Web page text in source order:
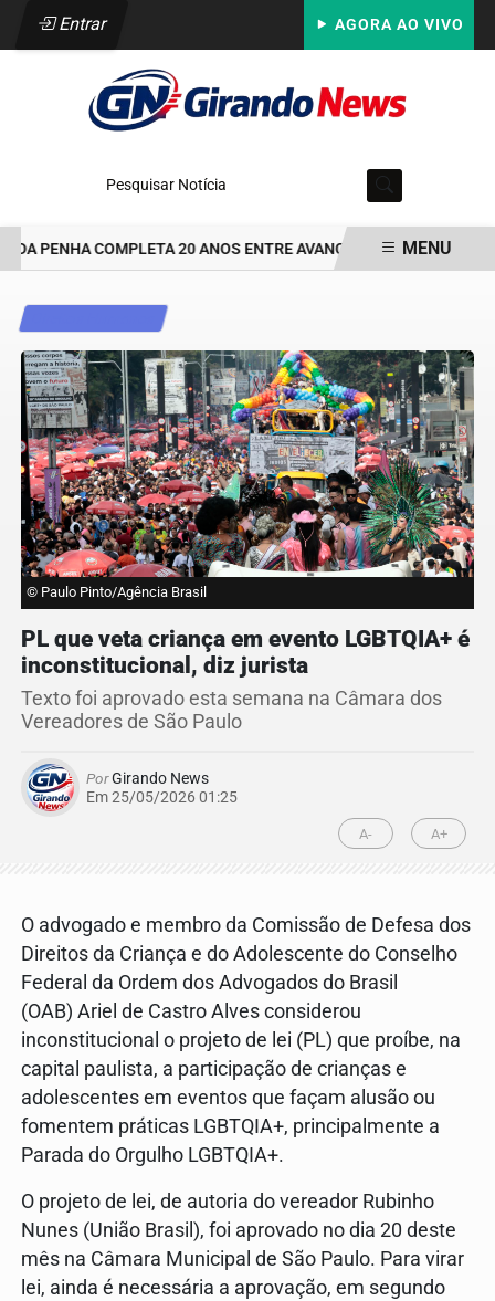
Entrar AGORA AO VIVO
Pesquisar Notícia
PENHA COMPLETA 20 ANOS ENTRE AVANÇOS E DESAFIOS
MENU
© Paulo Pinto/Agência Brasil
PL que veta criança em evento LGBTQIA+ é
inconstitucional, diz jurista
Texto foi aprovado esta semana na Câmara dos
Vereadores de São Paulo
PorGirando News
Em 25/05/2026 01:25
A- A+
O advogado e membro da Comissão de Defesa dos
Direitos da Criança e do Adolescente do Conselho
Federal da Ordem dos Advogados do Brasil
(OAB) Ariel de Castro Alves considerou
inconstitucional o projeto de lei (PL) que proíbe, na
capital paulista, a participação de crianças e
adolescentes em eventos que façam alusão ou
fomentem práticas LGBTQIA+, principalmente a
Parada do Orgulho LGBTQIA+.
O projeto de lei, de autoria do vereador Rubinho
Nunes (União Brasil), foi aprovado no dia 20 deste
mês na Câmara Municipal de São Paulo. Para virar
lei, ainda é necessária a aprovação, em segundo